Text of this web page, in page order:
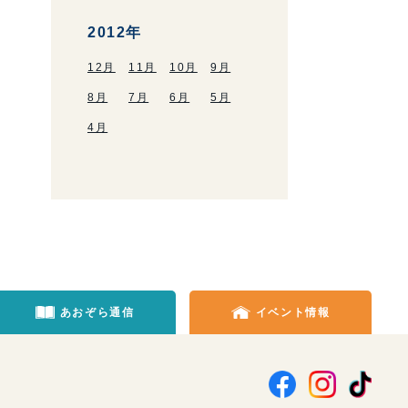
2012年
12月 11月 10月 9月
8月 7月 6月 5月
4月
あおぞら通信 イベント情報